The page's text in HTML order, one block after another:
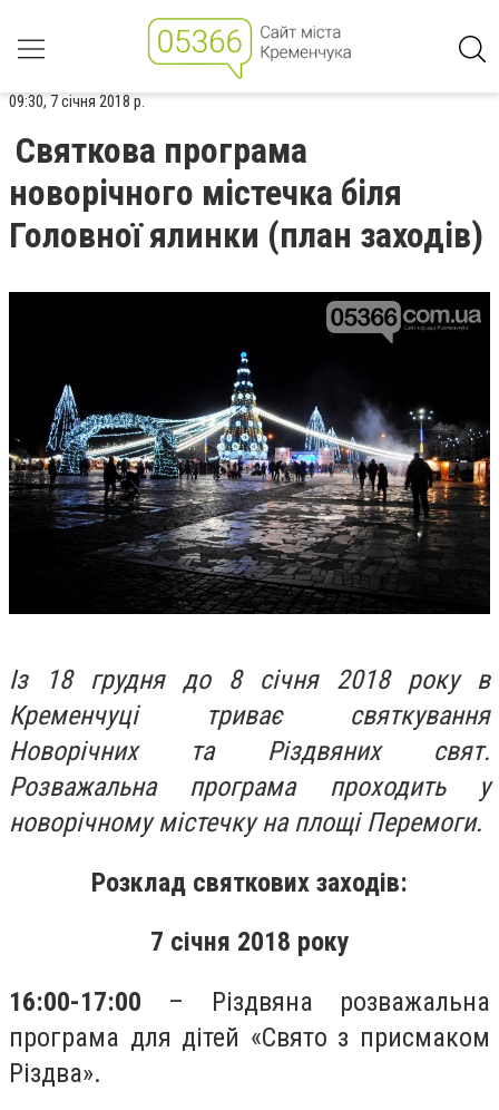
09:30, 7 січня 2018 р.
Святкова програма
новорічного містечка біля
Головної ялинки (план заходів)
Із 18 грудня до 8 січня 2018 року в
Кременчуці триває святкування
Новорічних та Різдвяних свят.
Розважальна програма проходить у
новорічному містечку на площі Перемоги.
Розклад святкових заходів:
7 січня 2018 року
16:00-17:00 – Різдвяна розважальна
програма для дітей «Свято з присмаком
Різдва».